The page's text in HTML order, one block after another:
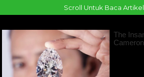
to
Scroll Untuk Baca Artikel